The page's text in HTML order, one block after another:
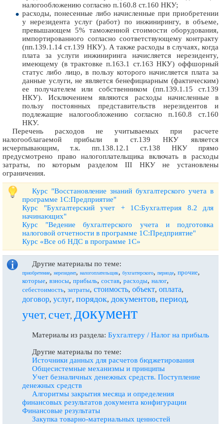
налогообложению согласно п.160.8 ст.160 НКУ;
расходы, понесенные либо начисленные при приобретении
у нерезидента услуг (работ) по инжинирингу, в объеме,
превышающем 5% таможенной стоимости оборудования,
импортированного согласно соответствующему контракту
(пп.139.1.14 ст.139 НКУ). А также расходы в случаях, когда
плата за услуги инжиниринга начисляется нерезиденту,
имеющему (в трактовке п.163.1 ст.163 НКУ) оффшорный
статус либо лицо, в пользу которого начисляется плата за
данные услуги, не является бенефициарным (фактическим)
ее получателем или собственником (пп.139.1.15 ст.139
НКУ). Исключением являются расходы начисленные в
пользу постоянных представительств нерезидентов и
подлежащие налогообложению согласно п.160.8 ст.160
НКУ.
Перечень расходов не учитываемых при расчете
налогооблагаемой прибыли в ст.139 НКУ является
исчерпывающим, т.к. пп.138.12.1 ст.138 НКУ прямо
предусмотрено право налогоплательщика включать в расходы
затраты, по которым разделом III НКУ не установлены
ограничения.
Курс "Восстановление знаний бухгалтерского учета в
программе 1С:Предприятие"
Курс "Бухгалтерский учет + 1С:Бухгалтерия 8.2 для
начинающих"
Курс "Ведение бухгалтерского учета и подготовка
налоговой отчетности в программе 1С:Предприятие"
Курс «Все об НДС в программе 1С»
Другие материалы по теме:
приобретение, нерезидент, налогоплательщик, бухгалтерского, периоде, прочие,
которые, взносы, прибыль, состав, расходы, налог,
себестоимость, затраты, стоимость, объект, оплата,
договор, услуг, порядок, документов, период,
учет, счет, документ
Материалы из раздела: Бухгалтеру / Налог на прибыль
Другие материалы по теме:
Источники данных для расчетов бюджетирования
Общесистемные механизмы и принципы
Учет безналичных денежных средств. Поступление
денежных средств
Алгоритмы закрытия месяца и определения
финансовых результатов документа конфигурации
Финансовые результаты
Закупка товарно-материальных ценностей